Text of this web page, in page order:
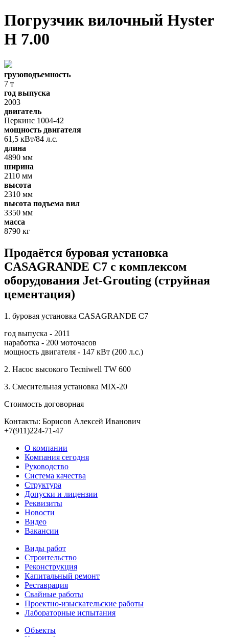
Погрузчик вилочный Hyster
H 7.00
грузоподъемность
7 т
год выпуска
2003
двигатель
Перкинс 1004-42
мощность двигателя
61,5 кВт/84 л.с.
длина
4890 мм
ширина
2110 мм
высота
2310 мм
высота подъема вил
3350 мм
масса
8790 кг
Продаётся буровая установка
CASAGRANDE C7 с комплексом
оборудования Jet-Grouting (струйная
цементация)
1. буровая установка CASAGRANDE C7
год выпуска - 2011
наработка - 200 моточасов
мощность двигателя - 147 кВт (200 л.с.)
2. Насос высокого Tecniwell TW 600
3. Смесительная установка MIX-20
Стоимость договорная
Контакты: Борисов Алексей Иванович
+7(911)224-71-47
О компании
Компания сегодня
Руководство
Система качества
Структура
Допуски и лицензии
Реквизиты
Новости
Видео
Вакансии
Виды работ
Строительство
Реконструкция
Капитальный ремонт
Реставрация
Свайные работы
Проектно-изыскательские работы
Лабораторные испытания
Объекты